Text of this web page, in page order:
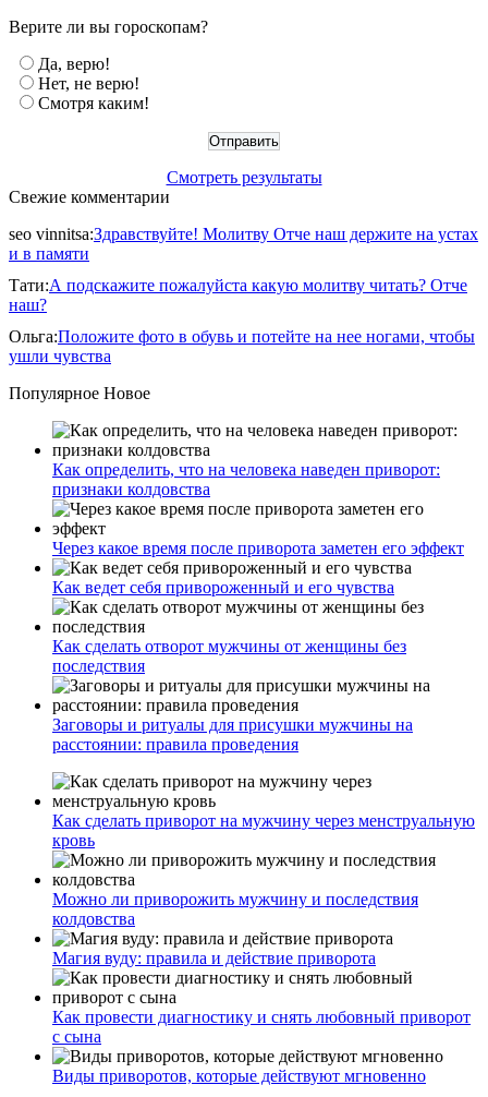
Верите ли вы гороскопам?
Да, верю!
Нет, не верю!
Смотря каким!
Смотреть результаты
Свежие комментарии
seo vinnitsa:Здравствуйте! Молитву Отче наш держите на устах
и в памяти
Тати:А подскажите пожалуйста какую молитву читать? Отче
наш?
Ольга:Положите фото в обувь и потейте на нее ногами, чтобы
ушли чувства
Популярное Новое
Как определить, что на человека наведен приворот:
признаки колдовства
Через какое время после приворота заметен его эффект
Как ведет себя привороженный и его чувства
Как сделать отворот мужчины от женщины без
последствия
Заговоры и ритуалы для присушки мужчины на
расстоянии: правила проведения
Как сделать приворот на мужчину через менструальную
кровь
Можно ли приворожить мужчину и последствия
колдовства
Магия вуду: правила и действие приворота
Как провести диагностику и снять любовный приворот
с сына
Виды приворотов, которые действуют мгновенно